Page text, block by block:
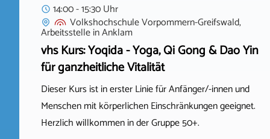
14:00 - 15:30 Uhr
Volkshochschule Vorpommern-Greifswald,
ArbeitsstelleinAnklam
vhs Kurs: Yoqida - Yoga, Qi Gong & Dao Yin
für ganzheitliche Vitalität
Dieser Kurs ist in erster Linie für Anfänger/-innen und
Menschen mit körperlichen Einschränkungen geeignet.
Herzlich willkommen in der Gruppe 50+.